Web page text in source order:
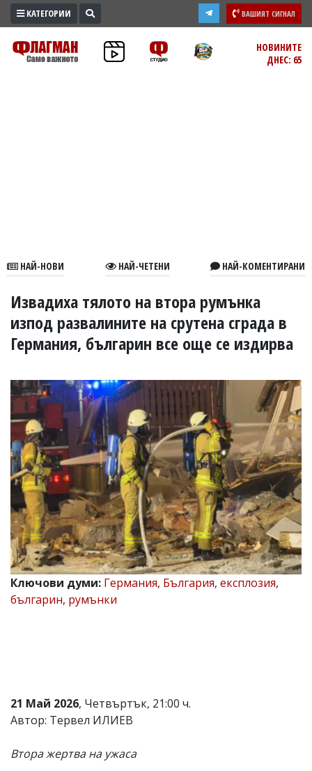
ПРОМО
ЗОНА
В
УКРАЙНА
СПОРТ
РАЗСЛЕДВАНЕ
БИЗНЕС
ЮГ
Управители:
Веселин
Василев,
email:
v.vasilev@flagman.bg
Катя
Касабова,
еmail:k.kassabova@flagman.bg
Главен
редактор:
Иван
Колев,
email:
от
читателите
и
не
КАТЕГОРИИ ВАШИЯТ СИГНАЛ
НОВИНИТЕ
ДНЕС: 65
НАЙ-НОВИ НАЙ-ЧЕТЕНИ НАЙ-КОМЕНТИРАНИ
Извадиха тялото на втора румънка
изпод развалините на срутена сграда в
Германия, българин все още се издирва
Ключови думи: Германия, България, експлозия,
българин, румънки
21 Май 2026, Четвъртък, 21:00 ч.
Автор: Тервел ИЛИЕВ
Втора жертва на ужаса